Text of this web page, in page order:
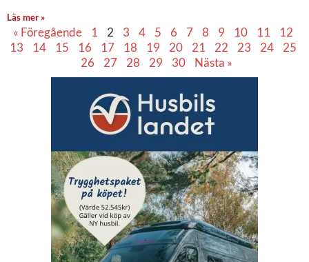
Läs mer »
« Föregående 1 2 3 4 5 6 7 8 9 10 11
12
13
14 15 16 17 18 19 20 21 22 23 24
25
26
27 28 29 30 Nästa »